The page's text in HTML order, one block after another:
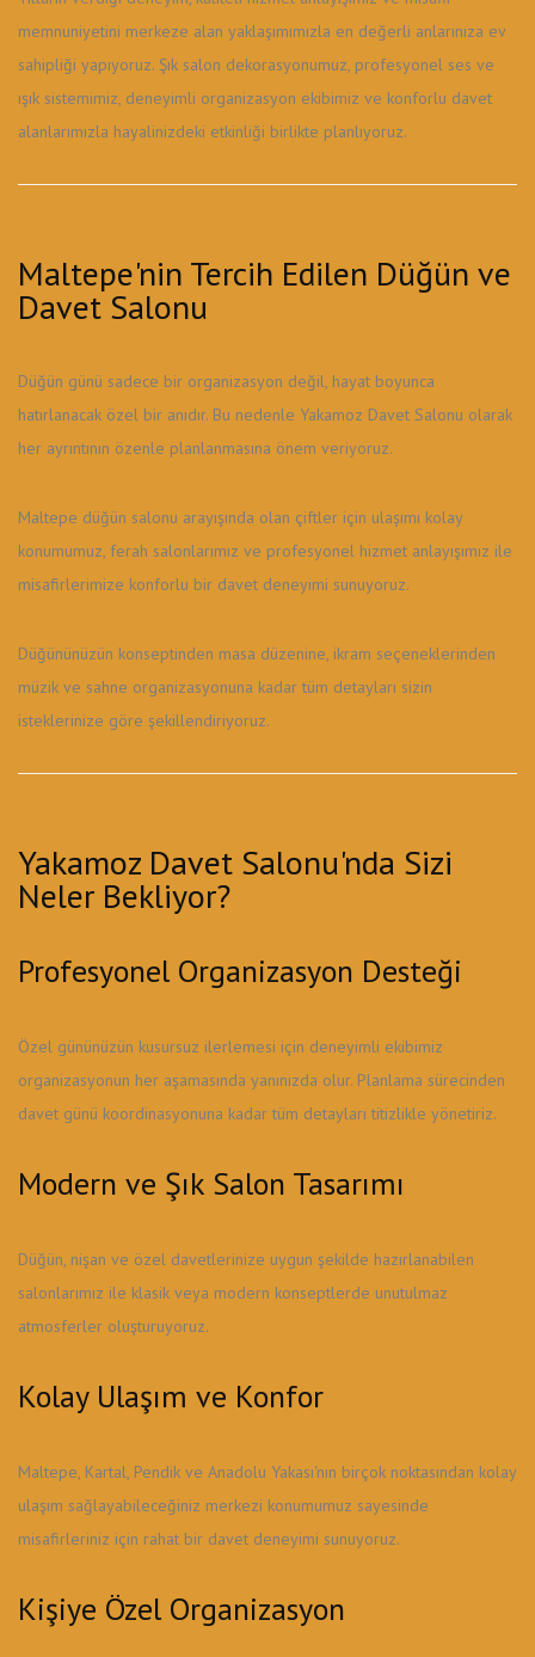
memnuniyetini merkeze alan yaklaşımımızla en değerli anlarınıza ev
sahipliği yapıyoruz. Şık salon dekorasyonumuz, profesyonel ses ve
ışık sistemimiz, deneyimli organizasyon ekibimiz ve konforlu davet
alanlarımızla hayalinizdeki etkinliği birlikte planlıyoruz.
Maltepe'nin Tercih Edilen Düğün ve
Davet Salonu
Düğün günü sadece bir organizasyon değil, hayat boyunca
hatırlanacak özel bir anıdır. Bu nedenle Yakamoz Davet Salonu olarak
her ayrıntının özenle planlanmasına önem veriyoruz.
Maltepe düğün salonu arayışında olan çiftler için ulaşımı kolay
konumumuz, ferah salonlarımız ve profesyonel hizmet anlayışımız ile
misafirlerimize konforlu bir davet deneyimi sunuyoruz.
Düğününüzün konseptinden masa düzenine, ikram seçeneklerinden
müzik ve sahne organizasyonuna kadar tüm detayları sizin
isteklerinize göre şekillendiriyoruz.
Yakamoz Davet Salonu'nda Sizi
Neler Bekliyor?
Profesyonel Organizasyon Desteği
Özel gününüzün kusursuz ilerlemesi için deneyimli ekibimiz
organizasyonun her aşamasında yanınızda olur. Planlama sürecinden
davet günü koordinasyonuna kadar tüm detayları titizlikle yönetiriz.
Modern ve Şık Salon Tasarımı
Düğün, nişan ve özel davetlerinize uygun şekilde hazırlanabilen
salonlarımız ile klasik veya modern konseptlerde unutulmaz
atmosferler oluşturuyoruz.
Kolay Ulaşım ve Konfor
Maltepe, Kartal, Pendik ve Anadolu Yakası'nın birçok noktasından kolay
ulaşım sağlayabileceğiniz merkezi konumumuz sayesinde
misafirleriniz için rahat bir davet deneyimi sunuyoruz.
Kişiye Özel Organizasyon